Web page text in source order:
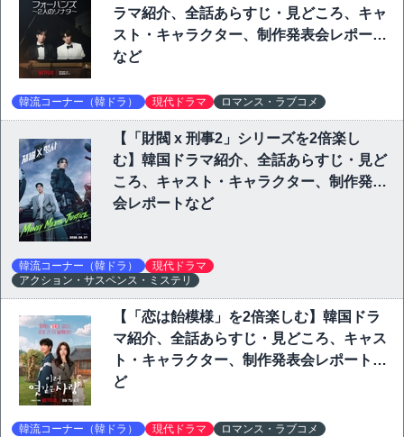
ラマ紹介、全話あらすじ・見どころ、キャ
スト・キャラクター、制作発表会レポート
など
韓流コーナー（韓ドラ） 現代ドラマ ロマンス・ラブコメ
【「財閥 x 刑事2」シリーズを2倍楽し
む】韓国ドラマ紹介、全話あらすじ・見ど
ころ、キャスト・キャラクター、制作発表
会レポートなど
韓流コーナー（韓ドラ）
現代ドラマ
アクション・サスペンス・ミステリ
【「恋は飴模様」を2倍楽しむ】韓国ドラ
マ紹介、全話あらすじ・見どころ、キャス
ト・キャラクター、制作発表会レポートな
ど
韓流コーナー（韓ドラ） 現代ドラマ ロマンス・ラブコメ